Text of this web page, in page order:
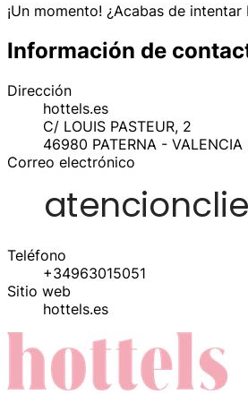
¡Un momento! ¿Acabas de
Información de
Dirección
hottels.es
C/ LOUIS PASTEUR, 2
46980 PATERNA - VALENCIA
Correo electrónico
Teléfono
+34963015051
Sitio web
hottels.es